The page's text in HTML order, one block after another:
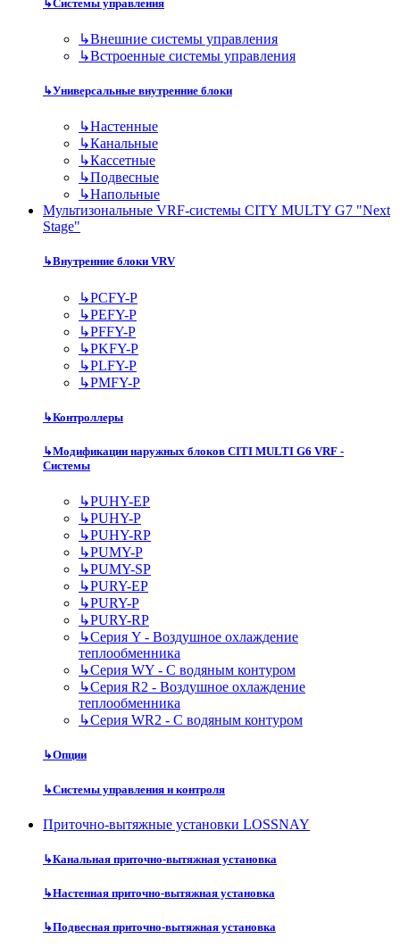
↳Системы управления
↳Внешние системы управления
↳Встроенные системы управления
↳Универсальные внутренние блоки
↳Настенные
↳Канальные
↳Кассетные
↳Подвесные
↳Напольные
Мультизональные VRF-системы CITY MULTY G7 "Next
Stage"
↳Внутренние блоки VRV
↳PCFY-P
↳PEFY-P
↳PFFY-P
↳PKFY-P
↳PLFY-P
↳PMFY-P
↳Контроллеры
↳Модификации наружных блоков CITI MULTI G6 VRF -
Системы
↳PUHY-EP
↳PUHY-P
↳PUHY-RP
↳PUMY-P
↳PUMY-SP
↳PURY-EP
↳PURY-P
↳PURY-RP
↳Серия Y - Воздушное охлаждение
теплообменника
↳Серия WY - С водяным контуром
↳Серия R2 - Воздушное охлаждение
теплообменника
↳Серия WR2 - С водяным контуром
↳Опции
↳Системы управления и контроля
Приточно-вытяжные установки LOSSNAY
↳Канальная приточно-вытяжная установка
↳Настенная приточно-вытяжная установка
↳Подвесная приточно-вытяжная установка